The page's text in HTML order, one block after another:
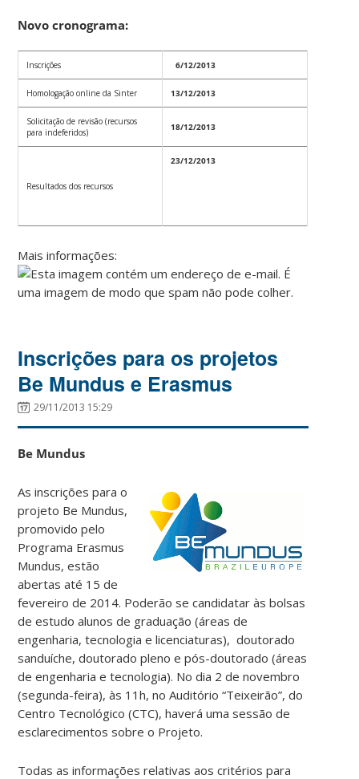
Novo cronograma:
Inscrições 6/12/2013
Homologação online da Sinter 13/12/2013
Solicitação de revisão (recursos
para indeferidos)
18/12/2013
Resultados dos recursos
23/12/2013
Mais informações:
Inscrições para os projetos
Be Mundus e Erasmus
29/11/2013 15:29
Be Mundus
As inscrições para o
projeto Be Mundus,
promovido pelo
Programa Erasmus
Mundus, estão
abertas até 15 de
fevereiro de 2014. Poderão se candidatar às bolsas
de estudo alunos de graduação (áreas de
engenharia, tecnologia e licenciaturas), doutorado
sanduíche, doutorado pleno e pós-doutorado (áreas
de engenharia e tecnologia). No dia 2 de novembro
(segunda-feira), às 11h, no Auditório “Teixeirão”, do
Centro Tecnológico (CTC), haverá uma sessão de
esclarecimentos sobre o Projeto.
Todas as informações relativas aos critérios para